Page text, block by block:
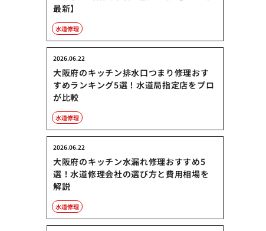
最新】
水道修理
大阪府のキッチン排水口つまり修理おす
すめランキング5選！水道局指定店をプロ
が比較
2026.06.22
水道修理
大阪府のキッチン水漏れ修理おすすめ5
選！水道修理会社の選び方と費用相場を
解説
2026.06.22
水道修理